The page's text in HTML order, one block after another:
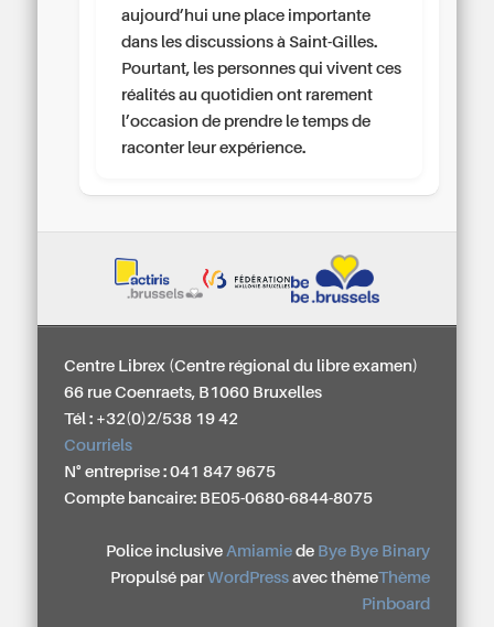
aujourd’hui une place importante
dans les discussions à Saint-Gilles.
Pourtant, les personnes qui vivent ces
réalités au quotidien ont rarement
l’occasion de prendre le temps de
raconter leur expérience.
Centre Librex (Centre régional du libre examen)
66 rue Coenraets, B1060 Bruxelles
Tél : +32(0)2/538 19 42
Courriels
N° entreprise : 041 847 9675
Compte bancaire: BE05-0680-6844-8075
Police inclusive Amiamiede Bye Bye Binary
Propulsé par WordPressavec thèmeThème
Pinboard